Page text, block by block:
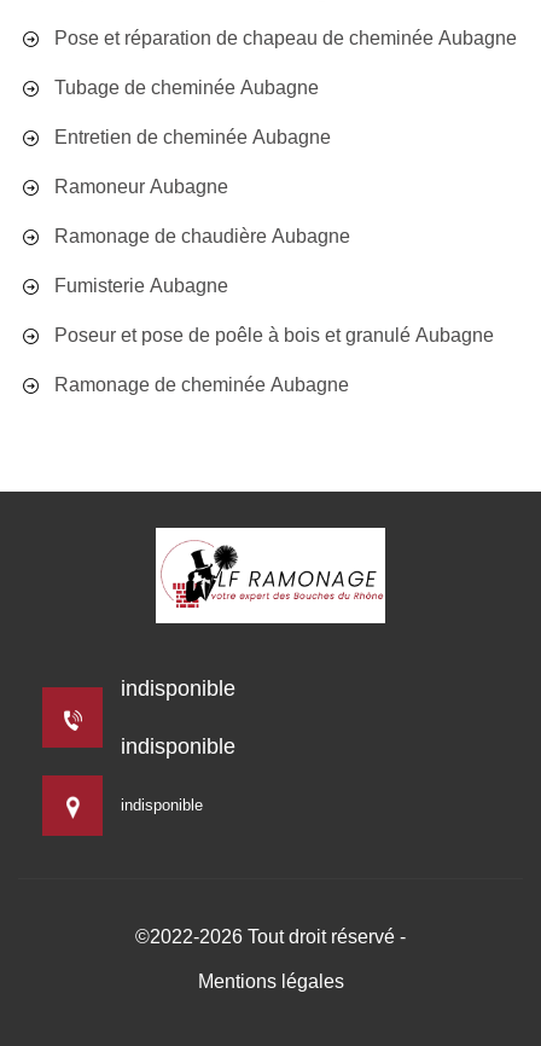
Pose et réparation de chapeau de cheminée Aubagne
Tubage de cheminée Aubagne
Entretien de cheminée Aubagne
Ramoneur Aubagne
Ramonage de chaudière Aubagne
Fumisterie Aubagne
Poseur et pose de poêle à bois et granulé Aubagne
Ramonage de cheminée Aubagne
indisponible
indisponible
indisponible
©2022-2026 Tout droit réservé -
Mentions légales